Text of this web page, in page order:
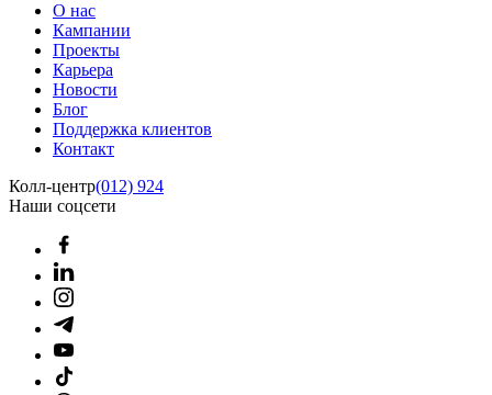
О нас
Кампании
Проекты
Карьера
Новости
Блог
Поддержка клиентов
Контакт
Колл-центр(012) 924
Наши соцсети